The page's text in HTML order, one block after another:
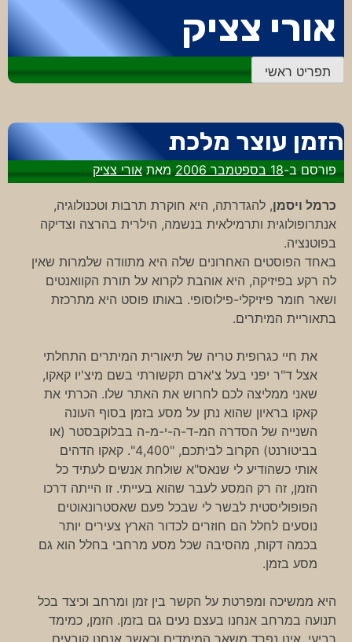
לתוכן
אורי צציק
תפריט ראשי
הזמן עוצר מלכת
פורסם ב-18 בספטמבר 2006 מאתאורי צציק
כרמל ויסמן, להגדרתה, היא חוקרת תרבות וטכנולוגיה,
אנתרופולוגית ותרמילאית בנשמה, הילרית בהרצה וצדיקה
בפוטנציה.
באחד הפוסטים האחרונים שלה היא מתוודה שלמרות שאין
לה רקע בפיזיקה, היא אוהבת לקרוא על תורת הקוואנטים
ושאר חומר פיזיקלי-פילוסופי. באותו פוסט היא מתרכזת
בתאוריית המיתרים.
את חיי כגרופית טריה של תיאורית המיתרים התחלתי
אצל ד"ר יפני בעל צ'ארם תקשורתי בשם מיצ'יו קאקו,
שאני ממליצה לכם לחרוש את האתר שלו. הכרתי את
קאקו בראיון שהוא נתן על מסע בזמן בסוף העונה
השנייה של הסדרה המ-ד-ה-י-מ-ה בבלוקבסטר (או
בביטורנט) הקרוב לביתכם, "4,400". קאקו הדהים
אותי כשהודיע לי שנאס"א שולחת אנשים לעתיד כל
הזמן, זה רק המסע לעבר שהוא בעייתי. זו הייתה דרכו
הפופוליסטית לבשר לי שבכל פעם שאסטרונאוטים
נוסעים לחלל הם חוזרים לכדור הארץ צעירים יותר
בכמה דקות, מהסיבה שכל מסע מרחבי בחלל הוא גם
מסע בזמן.
היא ממשיכה ומפרטת על הקשר בין זמן ומרחב וכיצד בכל
תנועה במרחב אנחנו בעצם נעים גם בזמן. הזמן, כמימד
רביעי, אינו נפרד משאר המימדים וכאשר אנחנו קובעים